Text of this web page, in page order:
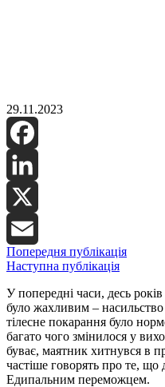
29.11.2023
Facebook
LinkedIn
X
Email
Попередня публікація
Наступна публікація
У попередні часи, десь
було жахливим –
тілесне покарання було
багато чого змінилося у
буває, маятник хитнувся в
частіше говорять про те, що
Едипальним переможцем.